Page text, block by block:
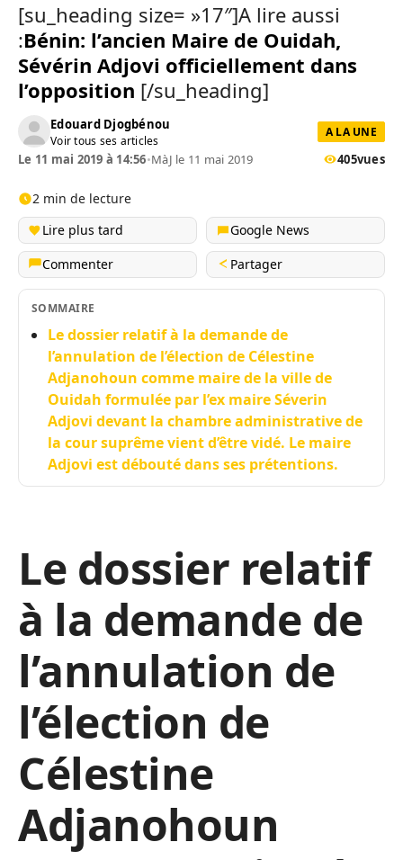
[su_heading size= »17″]A lire aussi
:Bénin: l’ancien Maire de Ouidah,
Sévérin Adjovi officiellement dans
l’opposition [/su_heading]
Edouard Djogbénou
Voir tous ses articles
A LA UNE
Le 11 mai 2019 à 14:56•MàJ le 11 mai 2019 405vues
2 min de lecture
Lire plus tard
Google News
Commenter
Partager
SOMMAIRE
Le dossier relatif à la demande de
l’annulation de l’élection de Célestine
Adjanohoun comme maire de la ville de
Ouidah formulée par l’ex maire Séverin
Adjovi devant la chambre administrative de
la cour suprême vient d’être vidé. Le maire
Adjovi est débouté dans ses prétentions.
Le dossier relatif
à la demande de
l’annulation de
l’élection de
Célestine
Adjanohoun